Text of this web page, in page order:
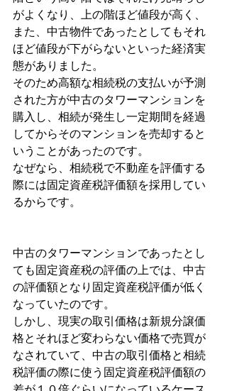
がよくなり、上の階ほど値段が高く、
また、中古物件であったとしてもそれ
ほど値段が下がらないといった経済実
態がありました。
そのため高額な相続税の支払いが予測
された方が中古のタワーマンションを
購入し、相続が発生し一定期間を経過
してからそのマンションを売却すると
いうことがあったのです。
なぜなら、相続税で不動産を評価する
際には固定資産税評価額を採用してい
るからです。
中古のタワーマンションであったとし
ても固定資産税の評価の上では、中古
の評価額となり固定資産税評価が低く
なっていたのです。
しかし、現実の取引価格は新規分譲価
格とそれほど変わらない価格で売買が
なされていて、中古の取引価格と相続
税評価の際に使う固定資産税評価額の